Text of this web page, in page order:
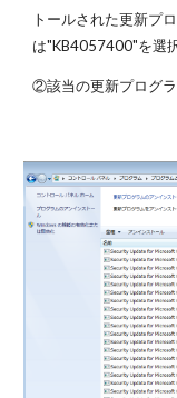
トールされた更新プ
は"KB4057400"を選
②該当の更新プログ